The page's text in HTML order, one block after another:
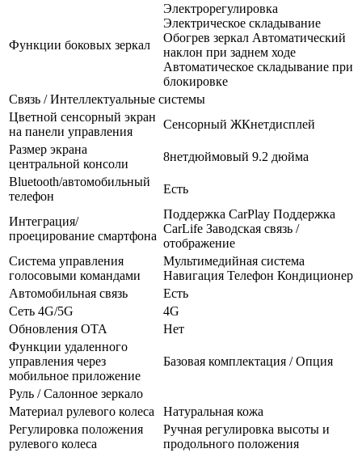
Функции боковых зеркал
Электрорегулировка
Электрическое складывание
Обогрев зеркал Автоматический
наклон при заднем ходе
Автоматическое складывание при
блокировке
Связь / Интеллектуальные системы
Цветной сенсорный экран
на панели управления
Сенсорный ЖКнетдисплей
Размер экрана
центральной консоли
8нетдюймовый 9.2 дюйма
Bluetooth/автомобильный
телефон
Есть
Интеграция/
проецирование смартфона
Поддержка CarPlay Поддержка
CarLife Заводская связь /
отображение
Система управления
голосовыми командами
Мультимедийная система
Навигация Телефон Кондиционер
Автомобильная связь
Есть
Сеть 4G/5G
4G
Обновления OTA
Нет
Функции удаленного
управления через
мобильное приложение
Базовая комплектация / Опция
Руль / Салонное зеркало
Материал рулевого колеса
Натуральная кожа
Регулировка положения
рулевого колеса
Ручная регулировка высоты и
продольного положения